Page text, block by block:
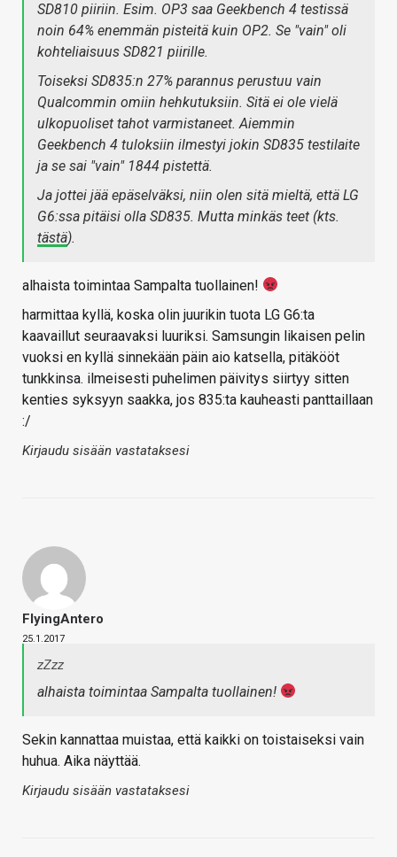
SD810 piiriin. Esim. OP3 saa Geekbench 4 testissä
noin 64% enemmän pisteitä kuin OP2. Se "vain" oli
kohteliaisuus SD821 piirille.
Toiseksi SD835:n 27% parannus perustuu vain
Qualcommin omiin hehkutuksiin. Sitä ei ole vielä
ulkopuoliset tahot varmistaneet. Aiemmin
Geekbench 4 tuloksiin ilmestyi jokin SD835 testilaite
ja se sai "vain" 1844 pistettä.
Ja jottei jää epäselväksi, niin olen sitä mieltä, että LG
G6:ssa pitäisi olla SD835. Mutta minkäs teet (kts.
tästä).
alhaista toimintaa Sampalta tuollainen!
harmittaa kyllä, koska olin juurikin tuota LG G6:ta
kaavaillut seuraavaksi luuriksi. Samsungin likaisen pelin
vuoksi en kyllä sinnekään päin aio katsella, pitäkööt
tunkkinsa. ilmeisesti puhelimen päivitys siirtyy sitten
kenties syksyyn saakka, jos 835:ta kauheasti panttaillaan
:/
Kirjaudu sisään vastataksesi
FlyingAntero
25.1.2017
zZzz
alhaista toimintaa Sampalta tuollainen!
Sekin kannattaa muistaa, että kaikki on toistaiseksi vain
huhua. Aika näyttää.
Kirjaudu sisään vastataksesi